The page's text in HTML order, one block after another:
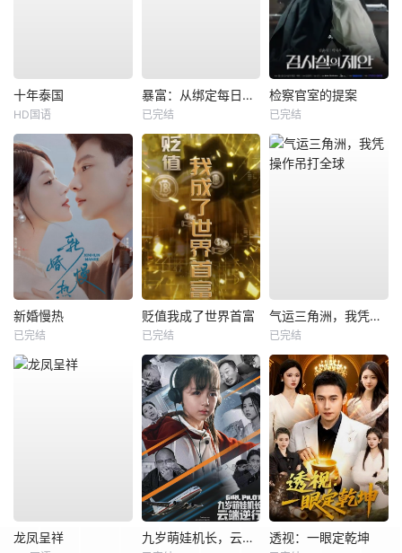
十年泰国
HD国语
暴富：从绑定每日消费系统开始
已完结
检察官室的提案
已完结
新婚慢热
已完结
贬值我成了世界首富
已完结
气运三角洲，我凭操作吊打全球
已完结
龙凤呈祥 九岁萌娃机长，云端逆行 透视：一眼定乾坤